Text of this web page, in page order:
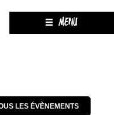
MENU
LES ÉVÈNEMENTS